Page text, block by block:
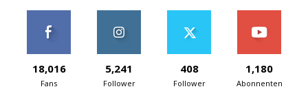
18,016
Fans
5,241
Follower
408
Follower
1,180
Abonnenten